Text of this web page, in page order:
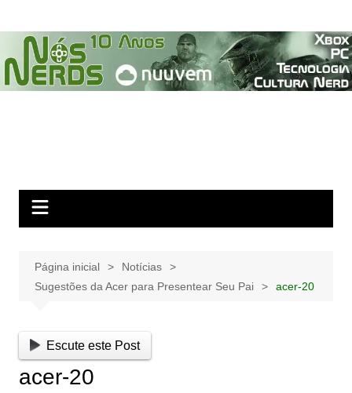
para
conteúdo
Página inicial
Notícias
Sugestões da Acer para Presentear Seu Pai
acer-20
Escute este Post
acer-20